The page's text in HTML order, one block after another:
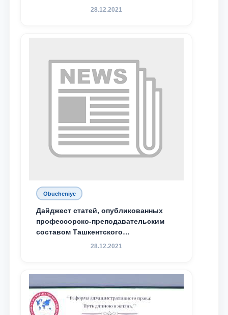
конференция магистрантов
28.12.2021
Obucheniye
Дайджест статей, опубликованных
профессорско-преподавательским
составом Ташкентского
государственного юридического
доведения до международного
сообщества результатов реформ и
исследований в сфере
противодействия коррупции
28.12.2021